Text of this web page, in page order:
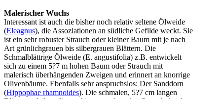
Malerischer Wuchs
Interessant ist auch die bisher noch relativ seltene Ölweide
(Eleagnus), die Assoziationen an südliche Gefilde weckt. Sie
ist ein sehr robuster Strauch oder kleiner Baum mit je nach
Art grünlichgrauen bis silbergrauen Blättern. Die
Schmalblättrige Ölweide (E. angustifolia) z.B. entwickelt
sich zu einem 5?7 m hohen Baum oder Strauch mit
malerisch überhängenden Zweigen und erinnert an knorrige
Olivenbäume. Ebenfalls sehr anspruchslos: Der Sanddorn
(Hippophae rhamnoides). Die schmalen, 5?7 cm langen